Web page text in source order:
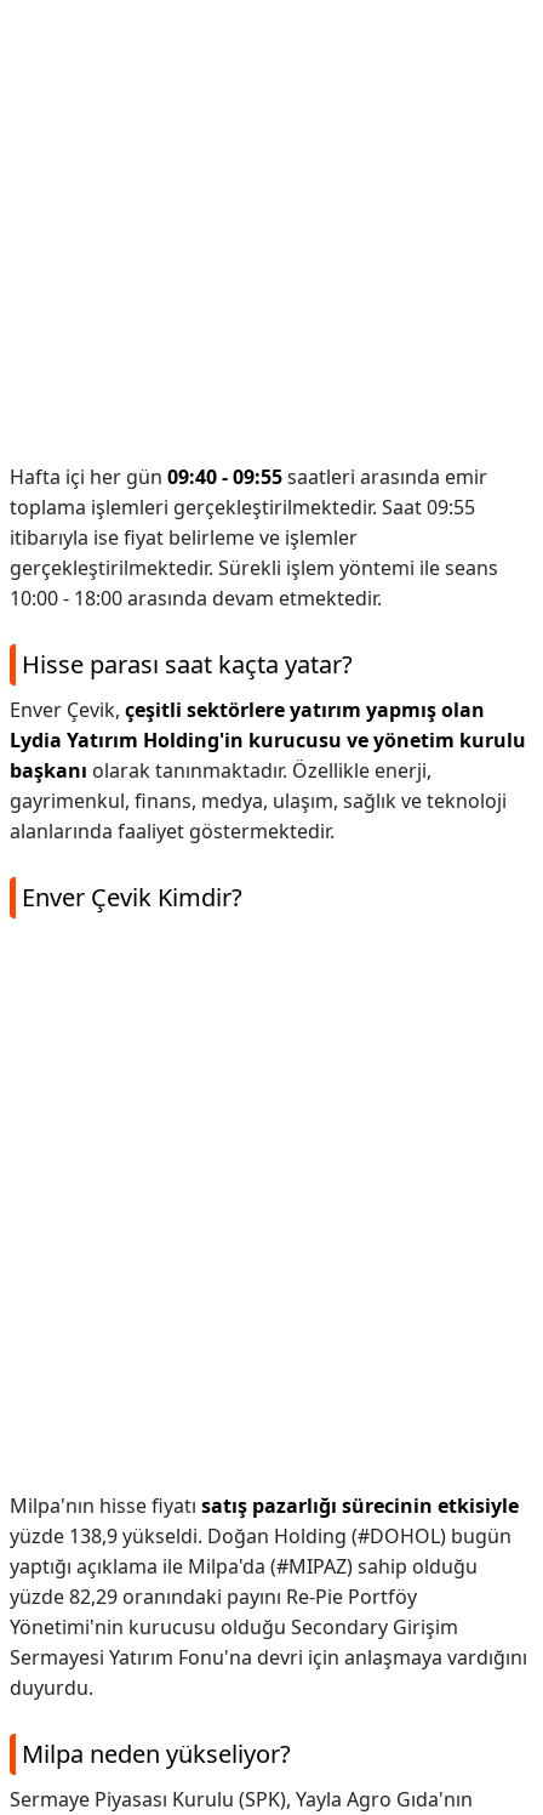
Hafta içi her gün 09:40 - 09:55saatleri arasında emir
toplama işlemleri gerçekleştirilmektedir. Saat 09:55
itibarıyla ise fiyat belirleme ve işlemler
gerçekleştirilmektedir. Sürekli işlem yöntemi ile seans
10:00 - 18:00 arasında devam etmektedir.
Hisse parası saat kaçta yatar?
Enver Çevik, çeşitli sektörlere yatırım yapmış olan
Lydia Yatırım Holding'in kurucusu ve yönetim kurulu
başkanı olarak tanınmaktadır. Özellikle enerji,
gayrimenkul, finans, medya, ulaşım, sağlık ve teknoloji
alanlarında faaliyet göstermektedir.
Enver Çevik Kimdir?
Milpa'nın hisse fiyatı satış pazarlığı sürecinin etkisiyle
yüzde 138,9 yükseldi. Doğan Holding (#DOHOL) bugün
yaptığı açıklama ile Milpa'da (#MIPAZ) sahip olduğu
yüzde 82,29 oranındaki payını Re-Pie Portföy
Yönetimi'nin kurucusu olduğu Secondary Girişim
Sermayesi Yatırım Fonu'na devri için anlaşmaya vardığını
duyurdu.
Milpa neden yükseliyor?
Sermaye Piyasası Kurulu (SPK), Yayla Agro Gıda'nın